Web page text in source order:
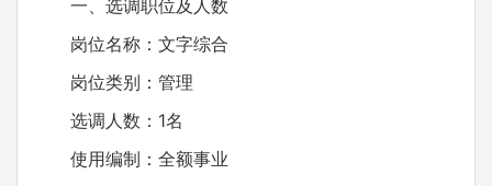
一、选调职位及人数
岗位名称：文字综合
岗位类别：管理
选调人数：1名
使用编制：全额事业